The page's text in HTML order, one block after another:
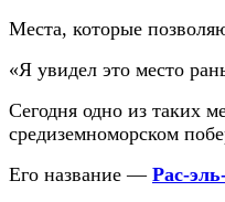
Места, которые
«Я увидел это место
Сегодня одно из таких
средиземноморском
Его название — Рас-